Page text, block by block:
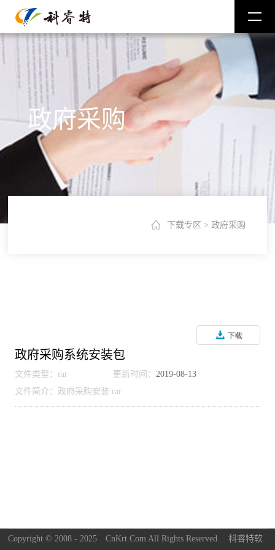
政府采购
下载专区 > 政府采购
政府采购系统安装包
文件类型：rar 更新时间： 2019-08-13
文件简介：政府采购安装.rar
Copyright © 2008 - 2025 CnKrt.Com All Rights Reserved. 科睿特软